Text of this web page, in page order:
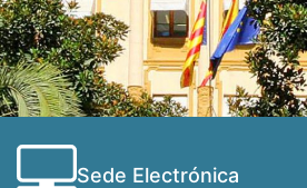
Sede Electrónica